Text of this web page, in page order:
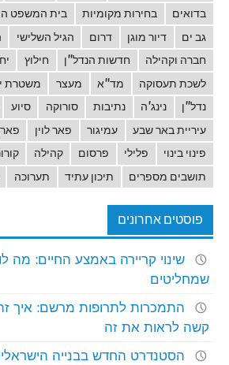
בדואים
בחירות מקומיות בית המשפט
גב ים
דיור מוגן דרום הגיל השלישי
חברה וקהילה
חדשות הנדל"ן חילוץ
לשכת תעסוקה
מד"א מעצר משטרת
נדל"ן
נינג'ה נתיבות סורוקה סיוע
עיריית באר שבע
עמיגור פאר לוין
פינוי בינוי
פלילי פרסום קהילה
תושבים מספרים
תיכון עתיד תערוכה
פוסטים אחרונים
שינוי קריירה באמצע החיים: מה
שמחליטים
התמכרות לתרופות מרשם: איך
קשה לראות את זה
הסטנדרט החדש בבנייה